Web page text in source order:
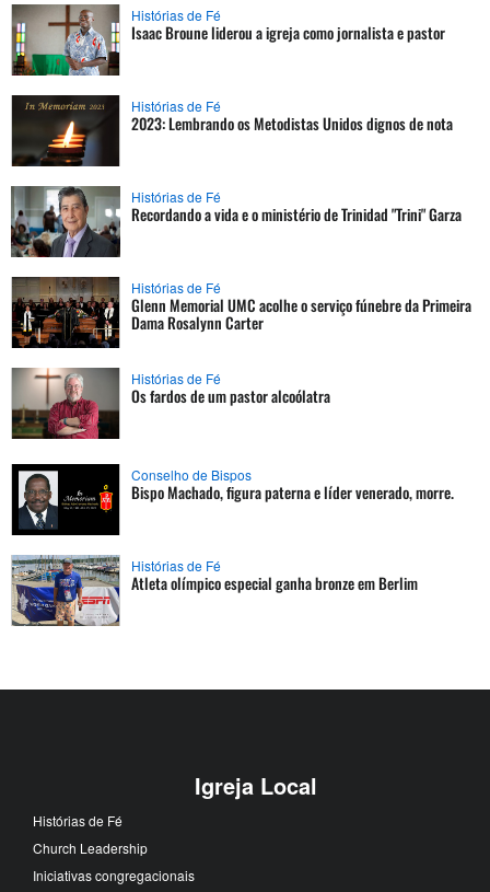
Histórias de Fé
Isaac Broune liderou a igreja como jornalista e pastor
Histórias de Fé
2023: Lembrando os Metodistas Unidos dignos de nota
Histórias de Fé
Recordando a vida e o ministério de Trinidad "Trini" Garza
Histórias de Fé
Glenn Memorial UMC acolhe o serviço fúnebre da Primeira
Dama Rosalynn Carter
Histórias de Fé
Os fardos de um pastor alcoólatra
Conselho de Bispos
Bispo Machado, figura paterna e líder venerado, morre.
Histórias de Fé
Atleta olímpico especial ganha bronze em Berlim
Igreja Local
Histórias de Fé
Church Leadership
Iniciativas congregacionais